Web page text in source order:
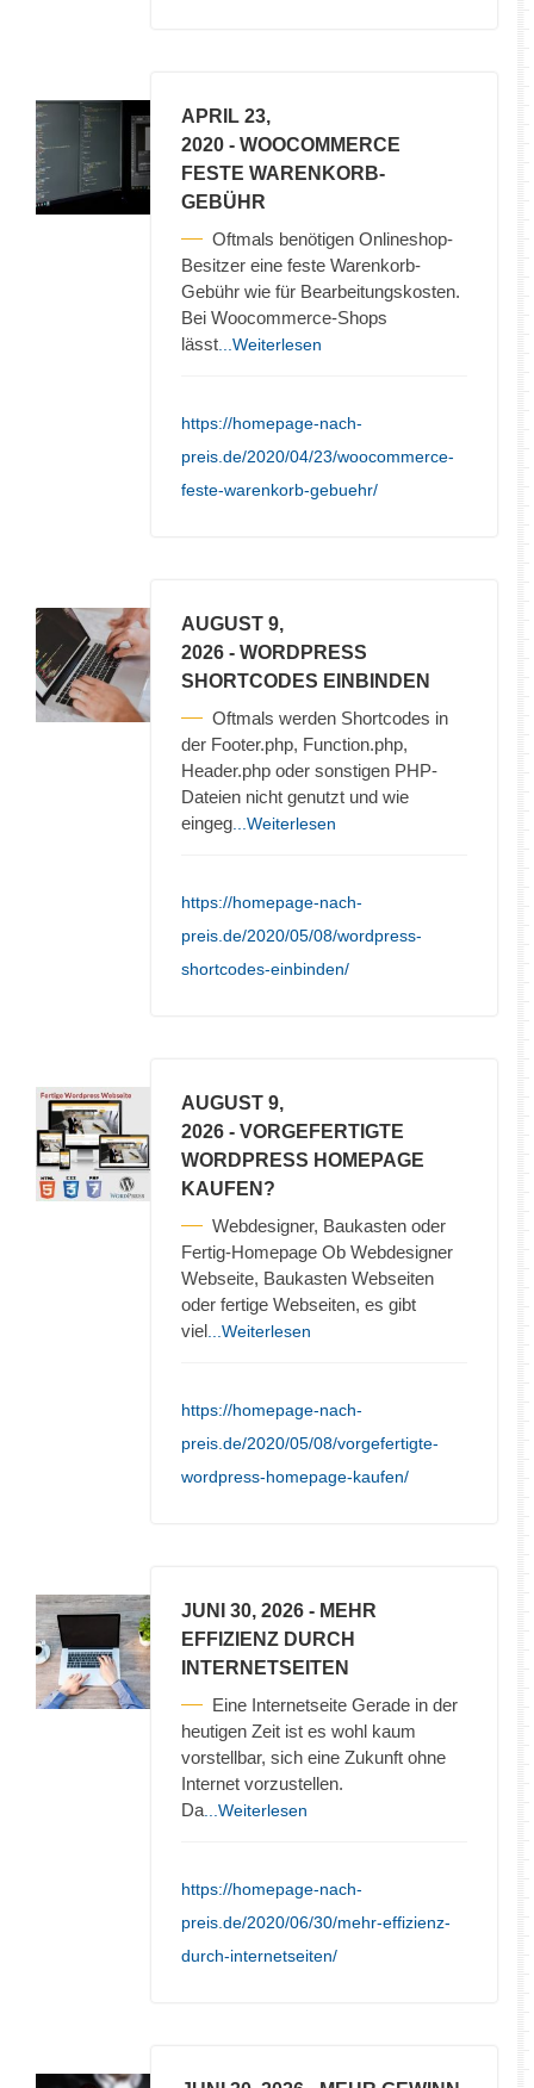
APRIL 23,
2020 - WOOCOMMERCE
FESTE WARENKORB-
GEBÜHR
Oftmals benötigen Onlineshop-
Besitzer eine feste Warenkorb-
Gebühr wie für Bearbeitungskosten.
Bei Woocommerce-Shops
lässt ...Weiterlesen
https://homepage-nach-
preis.de/2020/04/23/woocommerce-
feste-warenkorb-gebuehr/
AUGUST 9,
2026 - WORDPRESS
SHORTCODES EINBINDEN
Oftmals werden Shortcodes in
der Footer.php, Function.php,
Header.php oder sonstigen PHP-
Dateien nicht genutzt und wie
eingeg ...Weiterlesen
https://homepage-nach-
preis.de/2020/05/08/wordpress-
shortcodes-einbinden/
AUGUST 9,
2026 - VORGEFERTIGTE
WORDPRESS HOMEPAGE
KAUFEN?
Webdesigner, Baukasten oder
Fertig-Homepage Ob Webdesigner
Webseite, Baukasten Webseiten
oder fertige Webseiten, es gibt
viel ...Weiterlesen
https://homepage-nach-
preis.de/2020/05/08/vorgefertigte-
wordpress-homepage-kaufen/
JUNI 30, 2026 - MEHR
EFFIZIENZ DURCH
INTERNETSEITEN
Eine Internetseite Gerade in der
heutigen Zeit ist es wohl kaum
vorstellbar, sich eine Zukunft ohne
Internet vorzustellen.
Da ...Weiterlesen
https://homepage-nach-
preis.de/2020/06/30/mehr-effizienz-
durch-internetseiten/